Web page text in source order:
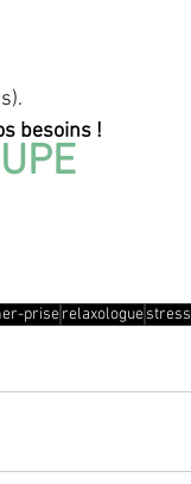
besoins !
priserelaxologuestress